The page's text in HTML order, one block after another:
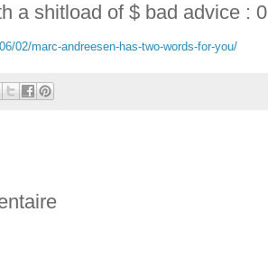
a shitload of $ bad advice : 0
02/marc-andreesen-has-two-words-for-you/